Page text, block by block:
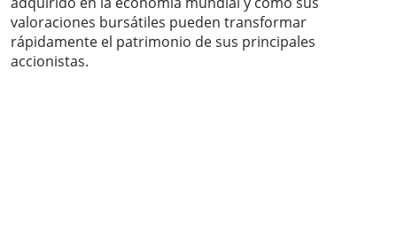
valoraciones bursátiles pueden transformar
rápidamente el patrimonio de sus principales
accionistas.